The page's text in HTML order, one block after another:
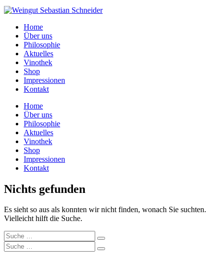
Home
Über uns
Philosophie
Aktuelles
Vinothek
Shop
Impressionen
Kontakt
Home
Über uns
Philosophie
Aktuelles
Vinothek
Shop
Impressionen
Kontakt
Nichts gefunden
Es sieht so aus als konnten wir nicht finden, wonach Sie suchten.
Vielleicht hilft die Suche.
Suche
nach:
Suche
Suche
nach:
Suche